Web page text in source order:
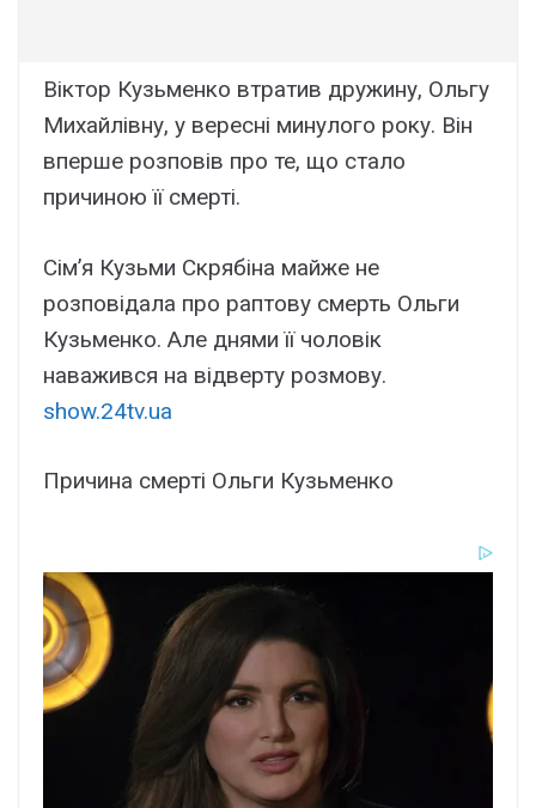
Віктор Кузьменко втратив дружину, Ольгу
Михайлівну, у вересні минулого року. Він
вперше розповів про те, що стало
причиною її смерті.
Сім’я Кузьми Скрябіна майже не
розповідала про раптову смерть Ольги
Кузьменко. Але днями її чоловік
наважився на відверту розмову.
show.24tv.ua
Причина смерті Ольги Кузьменко